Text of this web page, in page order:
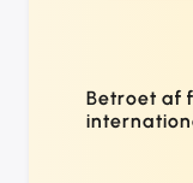
Betroet af